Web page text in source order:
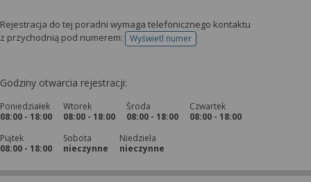
Rejestracja do tej poradni wymaga telefonicznego kontaktu
z przychodnią pod numerem:
Wyświetl numertelefonu do rejestracji
Godziny otwarcia rejestracji:
Poniedziałek
08:00 - 18:00
Wtorek
08:00 - 18:00
Środa
08:00 - 18:00
Czwartek
08:00 - 18:00
Piątek
08:00 - 18:00
Sobota
nieczynne
Niedziela
nieczynne